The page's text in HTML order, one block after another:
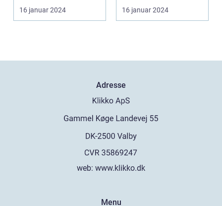
16 januar 2024
ligerdyr ...
16 januar 2024
Adresse
web: www.klikko.dk
Menu